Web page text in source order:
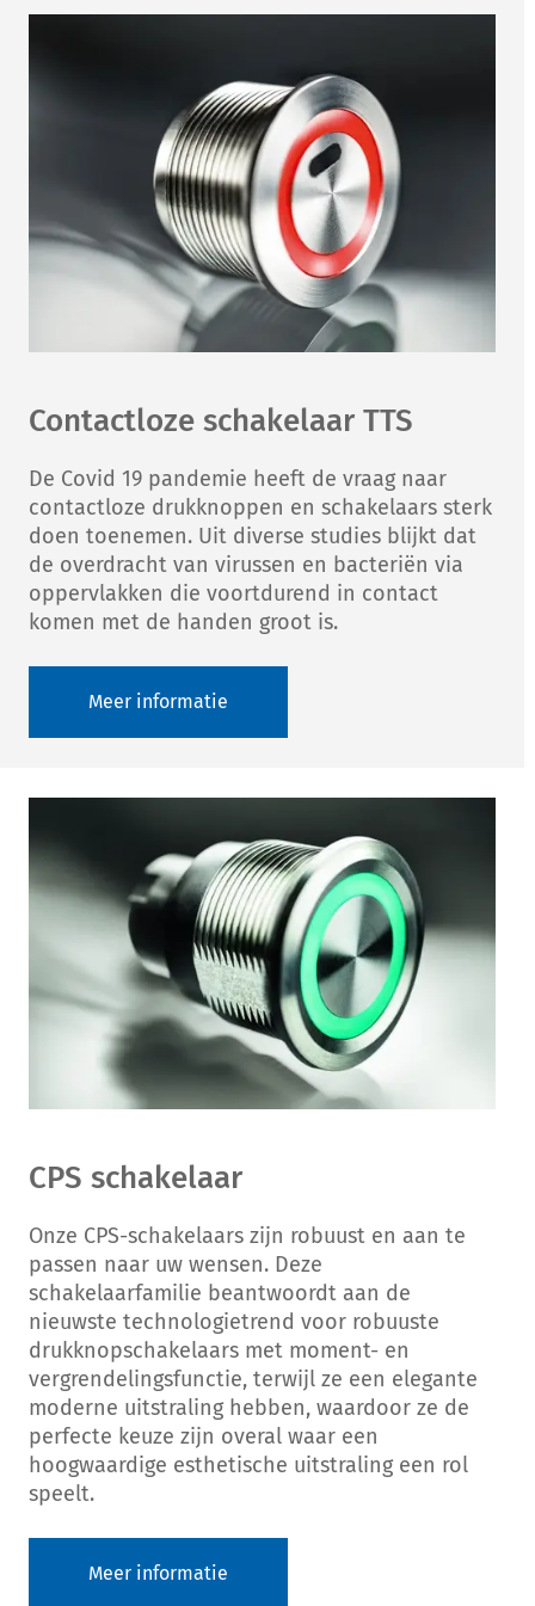
Contactloze schakelaar TTS
De Covid 19 pandemie heeft de vraag naar
contactloze drukknoppen en schakelaars sterk
doen toenemen. Uit diverse studies blijkt dat
de overdracht van virussen en bacteriën via
oppervlakken die voortdurend in contact
komen met de handen groot is.
Meer informatie
CPS schakelaar
Onze CPS-schakelaars zijn robuust en aan te
passen naar uw wensen. Deze
schakelaarfamilie beantwoordt aan de
nieuwste technologietrend voor robuuste
drukknopschakelaars met moment- en
vergrendelingsfunctie, terwijl ze een elegante
moderne uitstraling hebben, waardoor ze de
perfecte keuze zijn overal waar een
hoogwaardige esthetische uitstraling een rol
speelt.
Meer informatie